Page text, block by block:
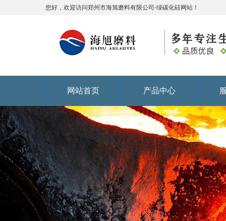
您好，欢迎访问郑州市海旭磨料有限公司-绿碳化硅网站！
网站首页 产品中心